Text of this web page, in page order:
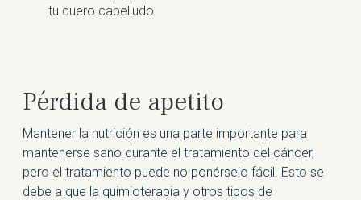
tu cuero cabelludo
Pérdida de apetito
Mantener la nutrición es una parte importante para
mantenerse sano durante el tratamiento del cáncer,
pero el tratamiento puede no ponérselo fácil. Esto se
debe a que la quimioterapia y otros tipos de